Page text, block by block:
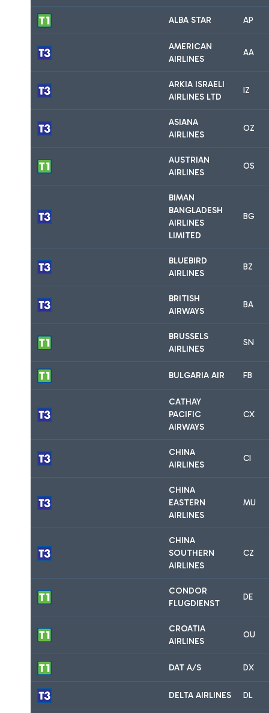
ALBA STAR AP
AMERICAN
AIRLINES
AA
ARKIA ISRAELI
AIRLINES LTD
IZ
ASIANA
AIRLINES
OZ
AUSTRIAN
AIRLINES
OS
BIMAN
BANGLADESH
AIRLINES
LIMITED
BG
BLUEBIRD
AIRLINES
BZ
BRITISH
AIRWAYS
BA
BRUSSELS
AIRLINES
SN
BULGARIA AIR FB
CATHAY
PACIFIC
AIRWAYS
CX
CHINA
AIRLINES
CI
CHINA
EASTERN
AIRLINES
MU
CHINA
SOUTHERN
AIRLINES
CZ
CONDOR
FLUGDIENST
DE
CROATIA
AIRLINES
OU
DAT A/S DX
DELTA AIRLINES DL